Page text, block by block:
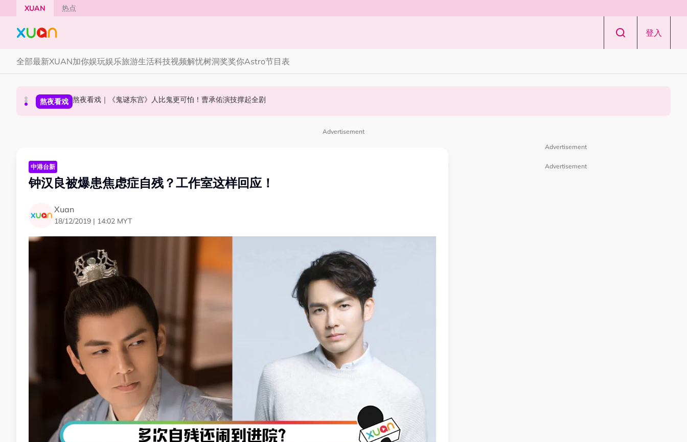
Skip to main content
XUAN 热点
登入
全部最新XUAN加你娱玩娱乐旅游生活科技视频解忧树洞奖奖你Astro节目表
活动 Cadbury Dairy Milk x Lotus Biscoff 登陆大马！
熬夜看戏 熬夜看戏｜《鬼谜东宫》人比鬼更可怕！曹承佑演技撑起全剧
国际星闻 Tom Holland “Spiderman” 替身曝光！“替完蜘蛛人，马上又去演忍者”
Advertisement
中港台新
钟汉良被爆患焦虑症自残？工作室这样回应！
Xuan
18/12/2019 | 14:02 MYT
Advertisement
Advertisement